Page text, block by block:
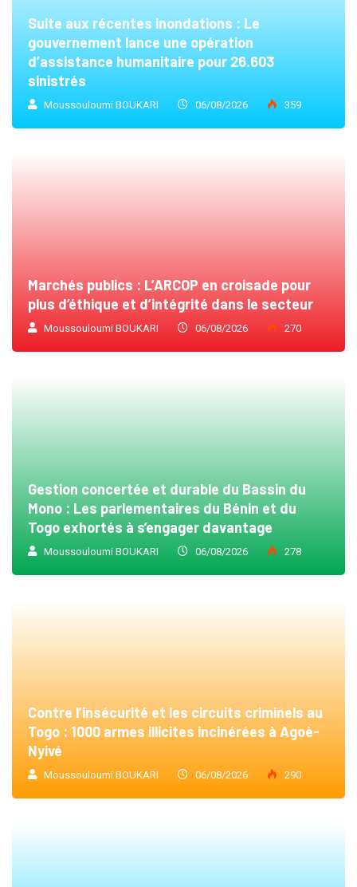
Suite aux récentes inondations : Le
gouvernement lance une opération
d’assistance humanitaire pour 26.603
sinistrés
Moussouloumi BOUKARI 06/08/2026 359
Marchés publics : L’ARCOP en croisade pour
plus d’éthique et d’intégrité dans le secteur
Moussouloumi BOUKARI 06/08/2026 270
Gestion concertée et durable du Bassin du
Mono : Les parlementaires du Bénin et du
Togo exhortés à s’engager davantage
Moussouloumi BOUKARI 06/08/2026 278
Contre l’insécurité et les circuits criminels au
Togo : 1000 armes illicites incinérées à Agoè-
Nyivé
Moussouloumi BOUKARI 06/08/2026 290